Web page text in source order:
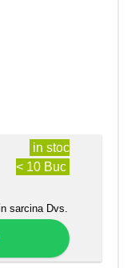
in stoc
< 10 Buc
sarcina Dvs.